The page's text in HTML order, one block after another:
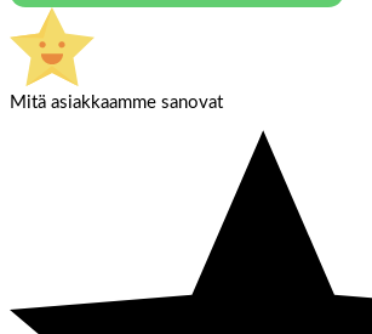
Mitä asiakkaamme sanovat